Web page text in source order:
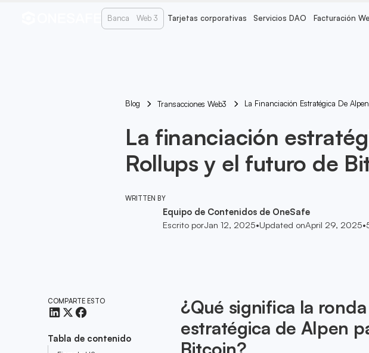
Banca Web 3 Tarjetas corporativas Servicios DAO Facturación
Blog Transacciones Web3 La Financiación Estratégica De
La financiación
Rollups y el futuro de
WRITTEN BY
Equipo de Contenidos de OneSafe
Escrito porJan 12, 2025•Updated onApril 29, 2025•
COMPARTE ESTO
Tabla de contenido
¿Qué significa la
estratégica de Alpen
Bitcoin?